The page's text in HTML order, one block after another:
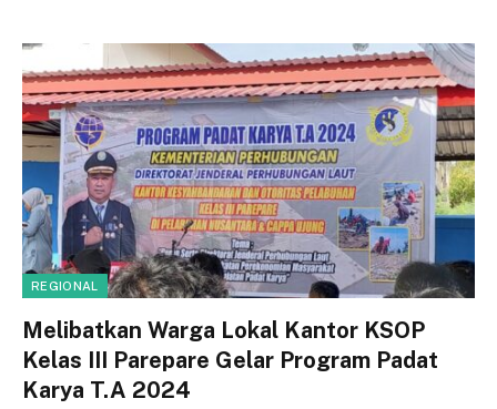
REGIONAL
Melibatkan Warga Lokal Kantor KSOP
Kelas III Parepare Gelar Program Padat
Karya T.A 2024